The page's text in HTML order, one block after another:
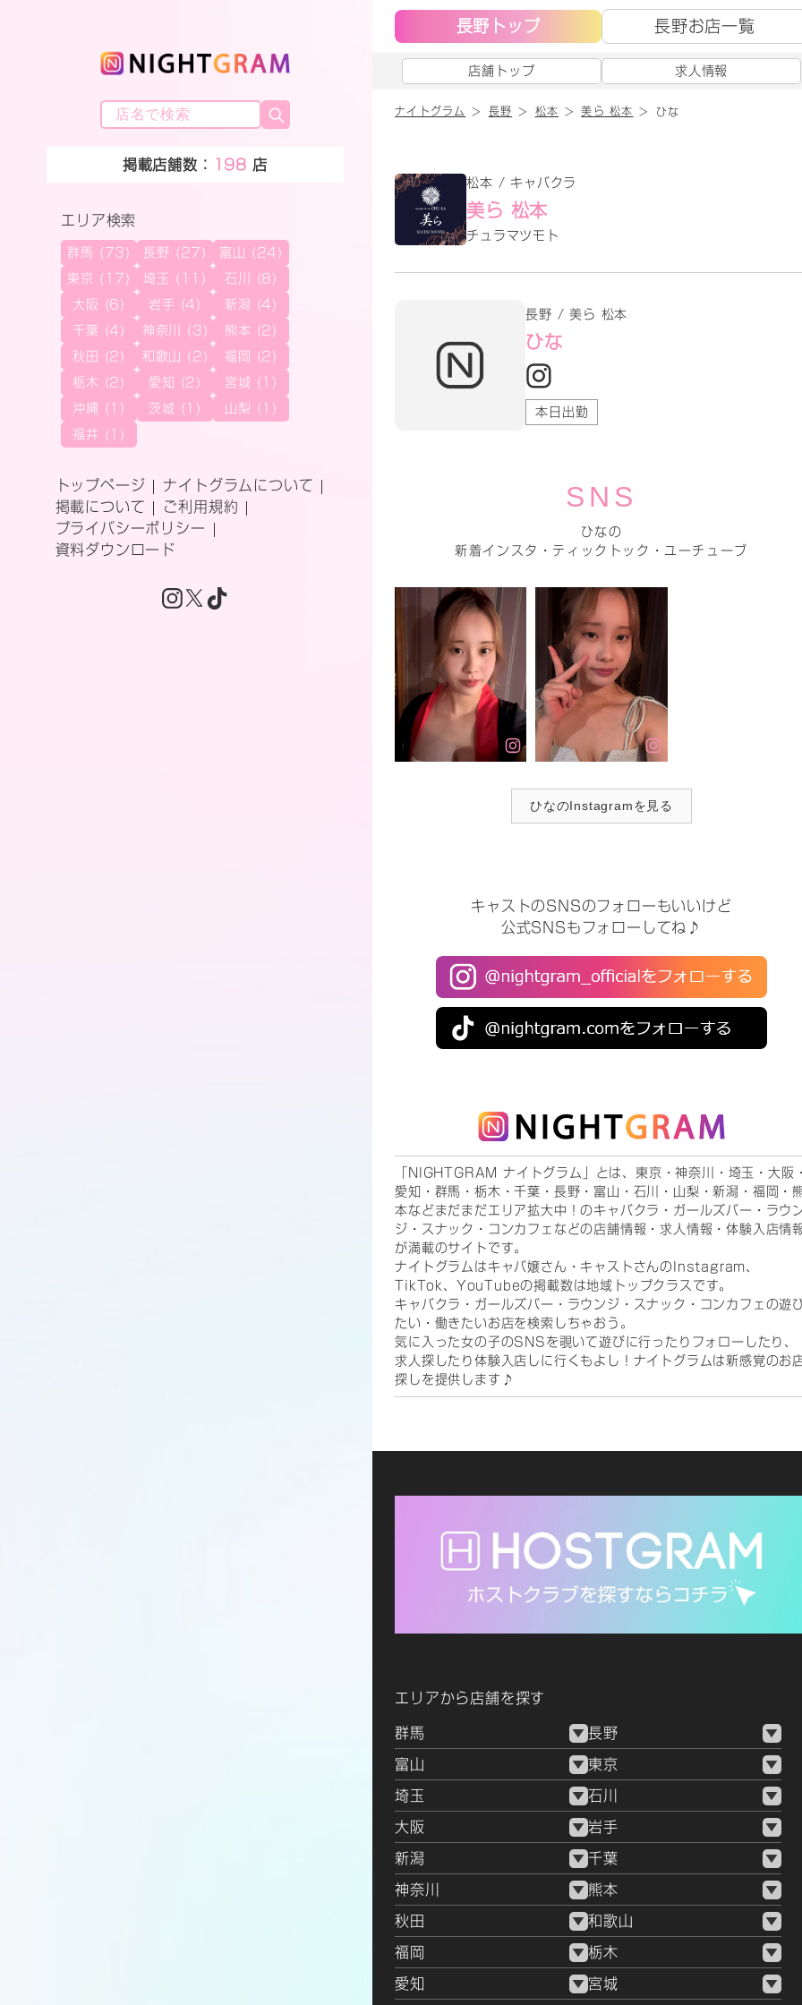
掲載店舗数： 198 店
エリア検索
群馬 (73) 長野 (27) 富山 (24)
東京 (17) 埼玉 (11) 石川 (8)
大阪 (6) 岩手 (4) 新潟 (4)
千葉 (4) 神奈川 (3) 熊本 (2)
秋田 (2) 和歌山 (2) 福岡 (2)
栃木 (2) 愛知 (2) 宮城 (1)
沖縄 (1) 茨城 (1) 山梨 (1)
福井 (1)
トップページ
ナイトグラムについて
掲載について
ご利用規約
プライバシーポリシー
資料ダウンロード
長野トップ 長野お店一覧
店舗トップ 求人情報
ナイトグラム 長野 松本 美ら 松本 ひな
松本 / キャバクラ
美ら 松本
チュラマツモト
長野 / 美ら 松本
ひな
本日出勤
SNS
ひなの
新着インスタ・ティックトック・ユーチューブ
ひなのInstagramを見る
キャストのSNSのフォローもいいけど
公式SNSもフォローしてね♪
「NIGHTGRAM ナイトグラム」とは、東京・神奈川・埼玉・大阪
愛知・群馬・栃木・千葉・長野・富山・石川・山梨・新潟・福岡・
本などまだまだエリア拡大中！のキャバクラ・ガールズバー・ラウ
ジ・スナック・コンカフェなどの店舗情報・求人情報・体験入店情
が満載のサイトです。
ナイトグラムはキャバ嬢さん・キャストさんのInstagram、
TikTok、YouTubeの掲載数は地域トップクラスです。
キャバクラ・ガールズバー・ラウンジ・スナック・コンカフェの遊
たい・働きたいお店を検索しちゃおう。
気に入った女の子のSNSを覗いて遊びに行ったりフォローしたり、
求人探したり体験入店しに行くもよし！ナイトグラムは新感覚のお
探しを提供します♪
エリアから店舗を探す
群馬 長野
富山 東京
埼玉 石川
大阪 岩手
新潟 千葉
神奈川 熊本
秋田 和歌山
福岡 栃木
愛知 宮城